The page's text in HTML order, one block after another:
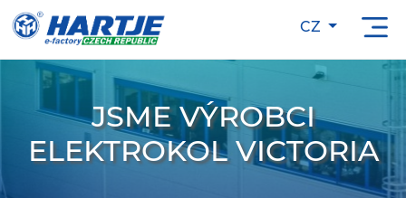
CZ
JSME VÝROBCI
ELEKTROKOL VICTORIA